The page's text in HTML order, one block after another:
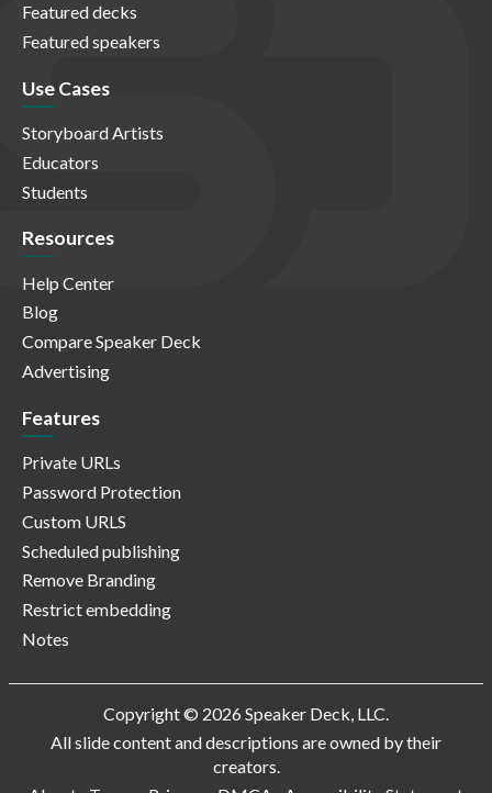
Featured decks
Featured speakers
Use Cases
Storyboard Artists
Educators
Students
Resources
Help Center
Blog
Compare Speaker Deck
Advertising
Features
Private URLs
Password Protection
Custom URLS
Scheduled publishing
Remove Branding
Restrict embedding
Notes
Copyright © 2026 Speaker Deck, LLC.
All slide content and descriptions are owned by their
creators.